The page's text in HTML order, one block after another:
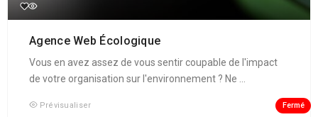
Agence Web Écologique
Vous en avez assez de vous sentir coupable de l'impact
de votre organisation sur l'environnement ? Ne ...
Prévisualiser Fermé